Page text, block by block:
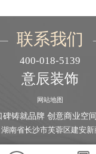
联系我们
400-018-5139
意辰装饰
网站地图
碑铸就品牌 创意商业空
南省长沙市芙蓉区建安新